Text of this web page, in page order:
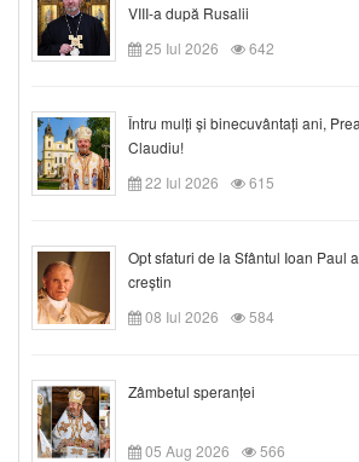
VIII-a după Rusalii
25 Iul 2026
642
Întru mulți și binecuvântați ani,
Claudiu!
22 Iul 2026
615
Opt sfaturi de la Sfântul Ioan Paul
creștin
08 Iul 2026
584
Zâmbetul speranței
05 Aug 2026 566